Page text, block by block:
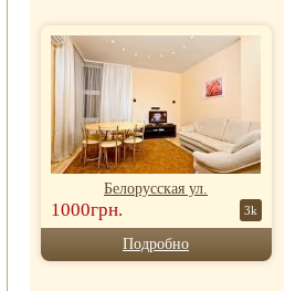
Белорусская ул.
1000грн. 3k
Подробно